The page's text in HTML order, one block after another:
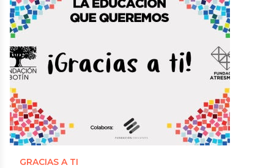
GRACIAS A TI